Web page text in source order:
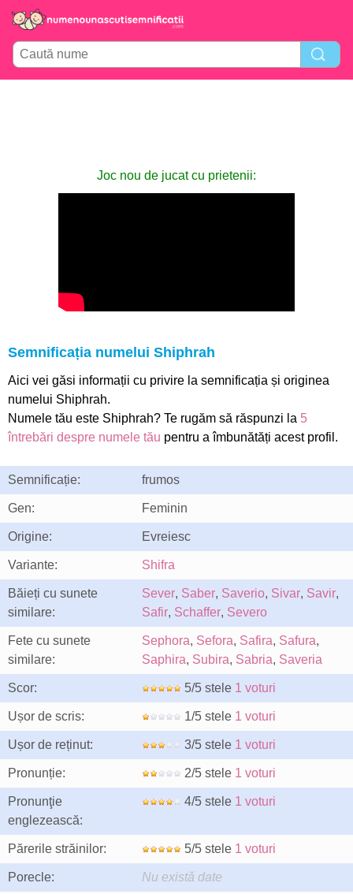
Joc nou de jucat cu prietenii:
Semnificația numelui Shiphrah
Aici vei găsi informații cu privire la semnificația și originea
numelui Shiphrah.
Numele tău este Shiphrah? Te rugăm să răspunzi la 5
întrebări despre numele tău pentru a îmbunătăți acest profil.
Semnificație: frumos
Gen: Feminin
Origine: Evreiesc
Variante: Shifra
Băieți cu sunete
similare:
Sever, Saber, Saverio, Sivar, Savir,
Safir, Schaffer, Severo
Fete cu sunete
similare:
Sephora, Sefora, Safira, Safura,
Saphira, Subira, Sabria, Saveria
Scor: 5/5 stele 1 voturi
Ușor de scris: 1/5 stele 1 voturi
Ușor de reținut: 3/5 stele 1 voturi
Pronunție: 2/5 stele 1 voturi
Pronunţie
englezească:
4/5 stele 1 voturi
Părerile străinilor: 5/5 stele 1 voturi
Porecle: Nu există date